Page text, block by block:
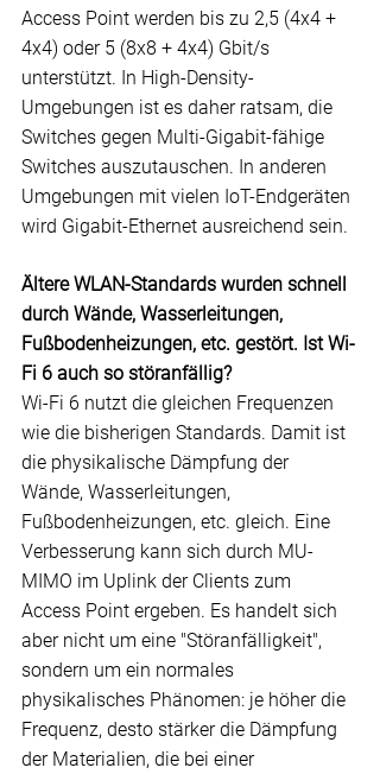
Access Point werden bis zu 2,5 (4x4 +
4x4) oder 5 (8x8 + 4x4) Gbit/s
unterstützt. In High-Density-
Umgebungen ist es daher ratsam, die
Switches gegen Multi-Gigabit-fähige
Switches auszutauschen. In anderen
Umgebungen mit vielen IoT-Endgeräten
wird Gigabit-Ethernet ausreichend sein.
Ältere WLAN-Standards wurden schnell
durch Wände, Wasserleitungen,
Fußbodenheizungen, etc. gestört. Ist Wi-
Fi 6 auch so störanfällig?
Wi-Fi 6 nutzt die gleichen Frequenzen
wie die bisherigen Standards. Damit ist
die physikalische Dämpfung der
Wände, Wasserleitungen,
Fußbodenheizungen, etc. gleich. Eine
Verbesserung kann sich durch MU-
MIMO im Uplink der Clients zum
Access Point ergeben. Es handelt sich
aber nicht um eine "Störanfälligkeit",
sondern um ein normales
physikalisches Phänomen: je höher die
Frequenz, desto stärker die Dämpfung
der Materialien, die bei einer